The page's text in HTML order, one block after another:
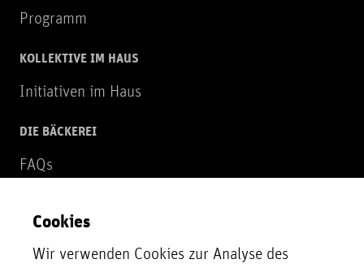
Programm
KOLLEKTIVE IM HAUS
Initiativen im Haus
DIE BÄCKEREI
FAQs
NEWSLETTER
Zur Newsletter Anmeldung
Cookies
Wir verwenden Cookies zur Analyse des